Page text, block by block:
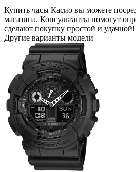
Купить часы Касио вы можете
магазина. Консультанты помогут
сделают покупку простой и удачной!
Другие варианты модели